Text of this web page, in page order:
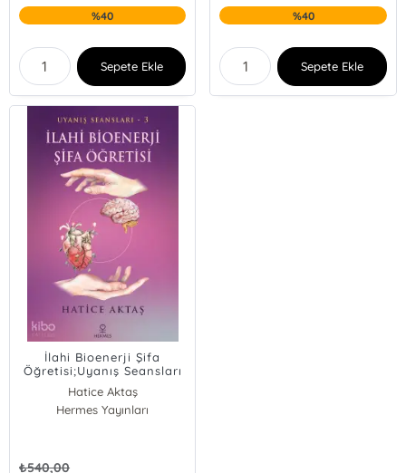
%40
Sepete Ekle
%40
Sepete Ekle
İlahi Bioenerji Şifa
Öğretisi;Uyanış Seansları
Hatice Aktaş
Hermes Yayınları
₺540,00